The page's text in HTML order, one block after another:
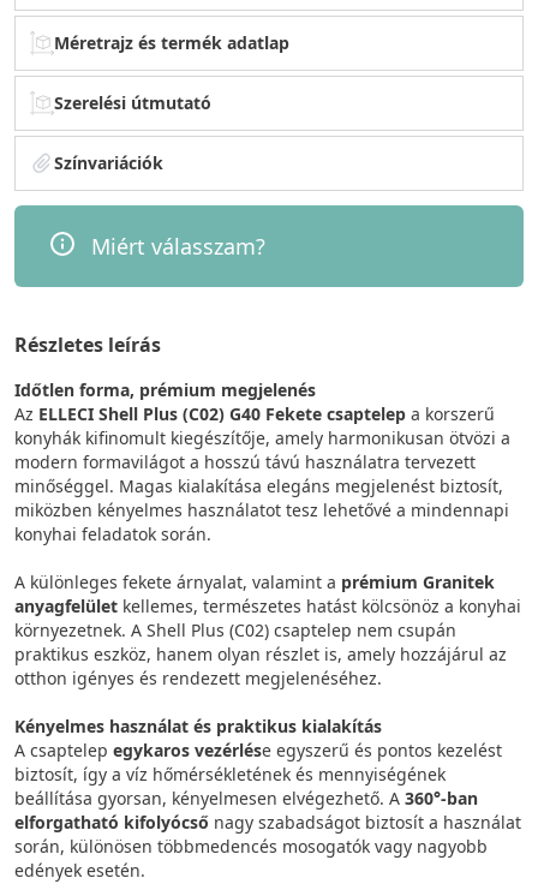
Méretrajz és termék adatlap
Szerelési útmutató
Színvariációk
Miért válasszam?
Részletes leírás
Időtlen forma, prémium megjelenés
Az ELLECI Shell Plus (C02) G40 Fekete csaptelep a korszerű
konyhák kifinomult kiegészítője, amely harmonikusan ötvözi a
modern formavilágot a hosszú távú használatra tervezett
minőséggel. Magas kialakítása elegáns megjelenést biztosít,
miközben kényelmes használatot tesz lehetővé a mindennapi
konyhai feladatok során.
A különleges fekete árnyalat, valamint a prémium Granitek
anyagfelület kellemes, természetes hatást kölcsönöz a konyhai
környezetnek. A Shell Plus (C02) csaptelep nem csupán
praktikus eszköz, hanem olyan részlet is, amely hozzájárul az
otthon igényes és rendezett megjelenéséhez.
Kényelmes használat és praktikus kialakítás
A csaptelep egykaros vezérlése egyszerű és pontos kezelést
biztosít, így a víz hőmérsékletének és mennyiségének
beállítása gyorsan, kényelmesen elvégezhető. A 360°-ban
elforgatható kifolyócső nagy szabadságot biztosít a használat
során, különösen többmedencés mosogatók vagy nagyobb
edények esetén.